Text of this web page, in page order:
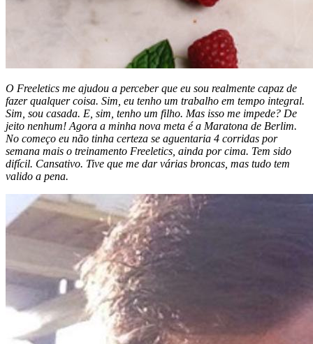
O Freeletics me ajudou a perceber que eu sou realmente capaz de
fazer qualquer coisa. Sim, eu tenho um trabalho em tempo integral.
Sim, sou casada. E, sim, tenho um filho. Mas isso me impede? De
jeito nenhum! Agora a minha nova meta é a Maratona de Berlim.
No começo eu não tinha certeza se aguentaria 4 corridas por
semana mais o treinamento Freeletics, ainda por cima. Tem sido
difícil. Cansativo. Tive que me dar várias broncas, mas tudo tem
valido a pena.